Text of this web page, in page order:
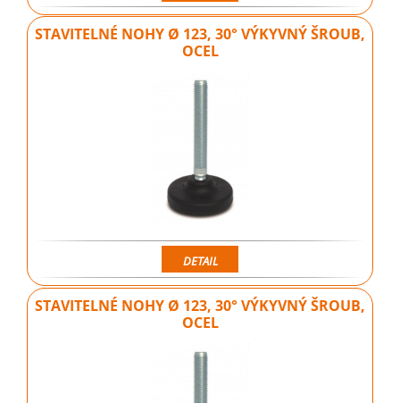
STAVITELNÉ NOHY Ø 123, 30° VÝKYVNÝ ŠROUB,
OCEL
DETAIL
STAVITELNÉ NOHY Ø 123, 30° VÝKYVNÝ ŠROUB,
OCEL